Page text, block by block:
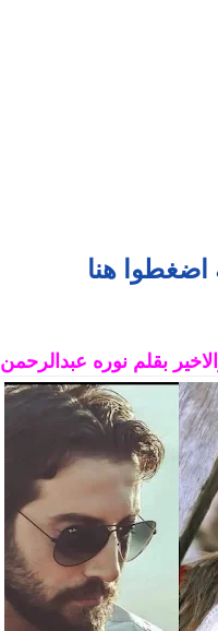
اضغطوا هنا
بقلم نوره عبدالرحمن